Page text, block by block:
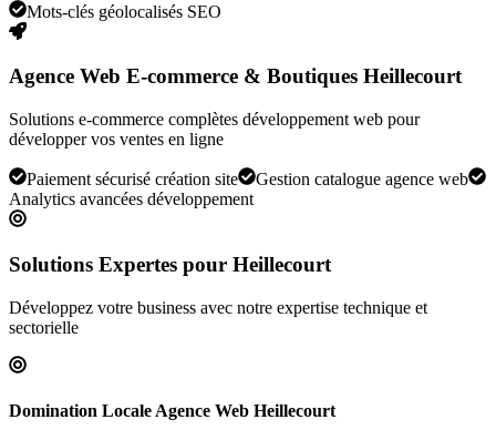
Mots-clés géolocalisés SEO
Agence Web E-commerce & Boutiques Heillecourt
Solutions e-commerce complètes développement web pour
développer vos ventes en ligne
Paiement sécurisé création site
Gestion catalogue agence web
Analytics avancées développement
Solutions Expertes pour Heillecourt
Développez votre business avec notre expertise technique et
sectorielle
Domination Locale Agence Web Heillecourt